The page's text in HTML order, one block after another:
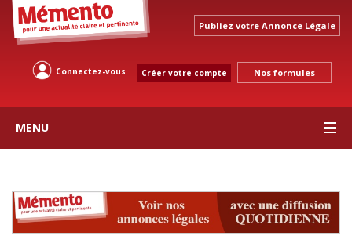
Publiez votre Annonce Légale
Connectez-vous Créer votre compte Nos formules
MENU